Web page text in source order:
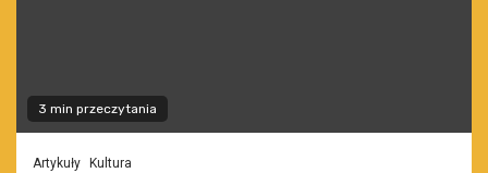
3 min przeczytania
Artykuły Kultura